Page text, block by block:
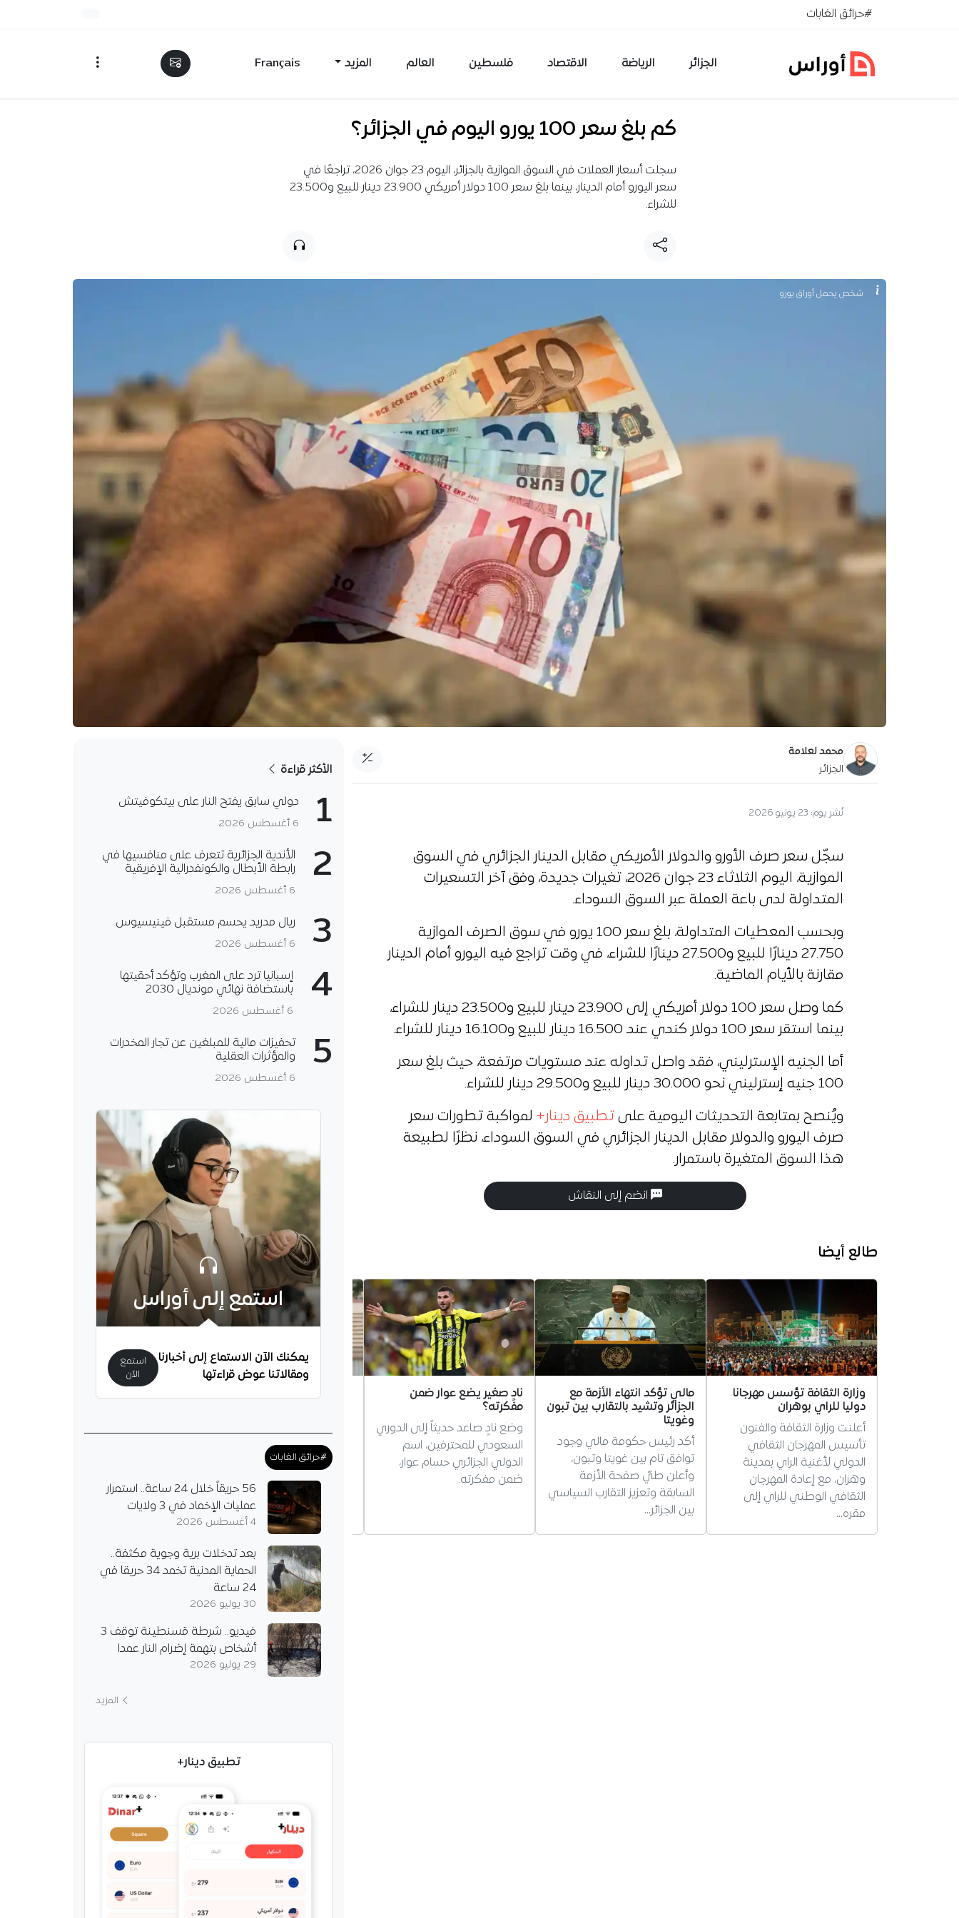
تخطي إلى المحتوى#حرائق الغابات
الجزائر الرياضة الاقتصاد فلسطين العالم المزيد Français
كم بلغ سعر 100 يورو اليوم في الجزائر؟
سجلت أسعار العملات في السوق الموازية بالجزائر، اليوم 23 جوان 2026، تراجعًا في
سعر اليورو أمام الدينار، بينما بلغ سعر 100 دولار أمريكي 23.900 دينار للبيع و23.500
للشراء.
شخص يحمل أوراق يورو
محمد لعلامة
الجزائر
نُشر يوم: 23 يونيو 2026
سجّل سعر صرف الأورو والدولار الأمريكي مقابل الدينار الجزائري في السوق
الموازية، اليوم الثلاثاء 23 جوان 2026، تغيرات جديدة، وفق آخر التسعيرات
المتداولة لدى باعة العملة عبر السوق السوداء.
وبحسب المعطيات المتداولة، بلغ سعر 100 يورو في سوق الصرف الموازية
27.750 دينارًا للبيع و27.500 دينارًا للشراء، في وقت تراجع فيه اليورو أمام الدينار
مقارنة بالأيام الماضية.
كما وصل سعر 100 دولار أمريكي إلى 23.900 دينار للبيع و23.500 دينار للشراء،
بينما استقر سعر 100 دولار كندي عند 16.500 دينار للبيع و16.100 دينار للشراء.
أما الجنيه الإسترليني، فقد واصل تداوله عند مستويات مرتفعة، حيث بلغ سعر
100 جنيه إسترليني نحو 30.000 دينار للبيع و29.500 دينار للشراء.
ويُنصح بمتابعة التحديثات اليومية على تطبيق دينار+ لمواكبة تطورات سعر
صرف اليورو والدولار مقابل الدينار الجزائري في السوق السوداء، نظرًا لطبيعة
هذا السوق المتغيرة باستمرار.
انضم إلى النقاش
طالع أيضا
وزارة الثقافة تؤسس مهرجانا
دوليا للراي بوهران
أعلنت وزارة الثقافة والفنون
تأسيس المهرجان الثقافي
الدولي لأغنية الراي بمدينة
وهران، مع إعادة المهرجان
الثقافي الوطني للراي إلى
مقره…
مالي تؤكد انتهاء الأزمة مع
الجزائر وتشيد بالتقارب بين تبون
وغويتا
أكد رئيس حكومة مالي وجود
توافق تام بين غويتا وتبون،
وأعلن طيّ صفحة الأزمة
السابقة وتعزيز التقارب السياسي
بين الجزائر…
نادٍ صغير يضع عوار ضمن
مفكرته؟
وضع نادٍ صاعد حديثاً إلى الدوري
السعودي للمحترفين، اسم
الدولي الجزائري حسام عوار،
ضمن مفكرته.
ملف مدرب “الخضر” يقترب من
اقترب الإسباني فيليكس
سانشيز من تدريب المنتخب
الفنية، فيما برز سمير زاوي
مرشحًا للانضمام إلى…
الأكثر قراءة
1 دولي سابق يفتح النار على بيتكوفيتش
6 أغسطس 2026
2
الأندية الجزائرية تتعرف على منافسيها في
رابطة الأبطال والكونفدرالية الإفريقية
6 أغسطس 2026
3 ريال مدريد يحسم مستقبل فينيسيوس
6 أغسطس 2026
4
إسبانيا ترد على المغرب وتؤكد أحقيتها
باستضافة نهائي مونديال 2030
6 أغسطس 2026
5
تحفيزات مالية للمبلغين عن تجار المخدرات
والمؤثرات العقلية
6 أغسطس 2026
استمع إلى أوراس
يمكنك الآن الاستماع إلى أخبارنا
ومقالاتنا عوض قراءتها
استمع
الآن
#حرائق الغابات
56 حريقاً خلال 24 ساعة.. استمرار
عمليات الإخماد في 3 ولايات
4 أغسطس 2026
بعد تدخلات برية وجوية مكثفة..
الحماية المدنية تخمد 34 حريقا في
24 ساعة
30 يوليو 2026
فيديو.. شرطة قسنطينة توقف 3
أشخاص بتهمة إضرام النار عمدا
29 يوليو 2026
المزيد
تطبيق دينار+